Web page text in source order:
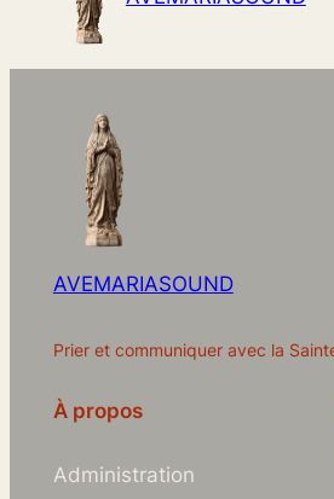
AVEMARIASOUND
Prier et communiquer avec la
À propos
Administration